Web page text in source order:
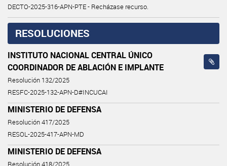
DECTO-2025-316-APN-PTE - Recházase recurso.
RESOLUCIONES
INSTITUTO NACIONAL CENTRAL ÚNICO
COORDINADOR DE ABLACIÓN E IMPLANTE
Resolución 132/2025
RESFC-2025-132-APN-D#INCUCAI
MINISTERIO DE DEFENSA
Resolución 417/2025
RESOL-2025-417-APN-MD
MINISTERIO DE DEFENSA
Resolución 418/2025